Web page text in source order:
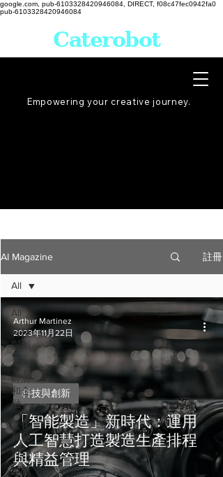
google.com, pub-6103328420946084, DIRECT, f08c47fec0942fa0
pub-6103328420946084
Empowering your creative journey.
Caterobot
AI Magazine 註冊
All
科技
與創
新
經濟
和金
融
文化
和藝
術
遊戲
All
「智能製造」新時代：運用
人工智慧打造製造生產排程
與精益管理
科技與創新
Arthur Martinez
2023年11月22日